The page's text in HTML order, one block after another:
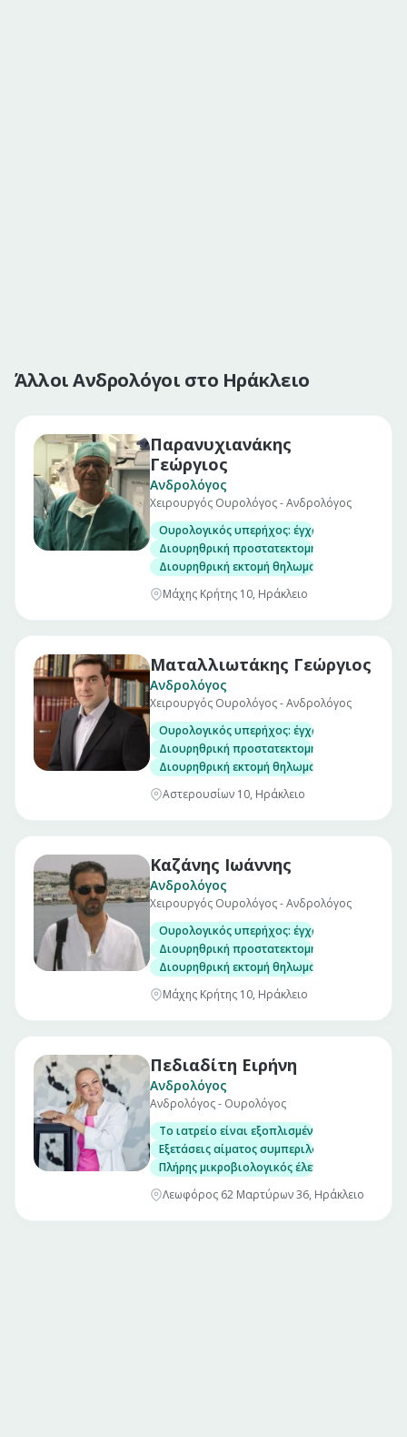
Άλλοι Ανδρολόγοι στο Ηράκλειο
Παρανυχιανάκης
Γεώργιος
Ανδρολόγος
Χειρουργός Ουρολόγος - Ανδρολόγος
Ουρολογικός υπερήχος: έγχρωμο υπέρηχο
Διουρηθρική προστατεκτομή
Διουρηθρική εκτομή θηλωμάτων κύστεως
Μάχης Κρήτης 10, Ηράκλειο
Ματαλλιωτάκης Γεώργιος
Ανδρολόγος
Χειρουργός Ουρολόγος - Ανδρολόγος
Ουρολογικός υπερήχος: έγχρωμο υπέρηχο
Διουρηθρική προστατεκτομή
Διουρηθρική εκτομή θηλωμάτων κύστεως
Αστερουσίων 10, Ηράκλειο
Καζάνης Ιωάννης
Ανδρολόγος
Χειρουργός Ουρολόγος - Ανδρολόγος
Ουρολογικός υπερήχος: έγχρωμο υπέρηχο
Διουρηθρική προστατεκτομή
Διουρηθρική εκτομή θηλωμάτων κύστεως
Μάχης Κρήτης 10, Ηράκλειο
Πεδιαδίτη Ειρήνη
Ανδρολόγος
Ανδρολόγος - Ουρολόγος
Το ιατρείο είναι εξοπλισμένο με τον
Εξετάσεις αίματος συμπεριλαμβανομένων
Πλήρης μικροβιολογικός έλεγχος
Λεωφόρος 62 Μαρτύρων 36, Ηράκλειο